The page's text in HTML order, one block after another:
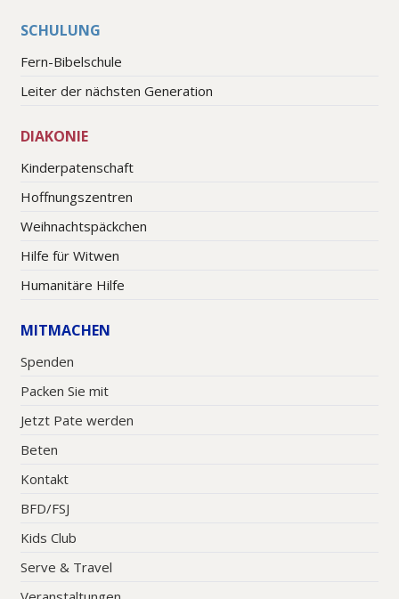
SCHULUNG
Fern-Bibelschule
Leiter der nächsten Generation
DIAKONIE
Kinderpatenschaft
Hoffnungszentren
Weihnachtspäckchen
Hilfe für Witwen
Humanitäre Hilfe
MITMACHEN
Spenden
Packen Sie mit
Jetzt Pate werden
Beten
Kontakt
BFD/FSJ
Kids Club
Serve & Travel